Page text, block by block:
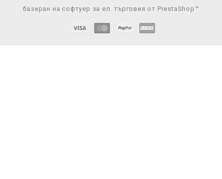
базиран на софтуер за ел. търговия от PrestaShop™